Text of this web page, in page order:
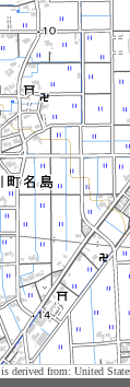
is derived from: United